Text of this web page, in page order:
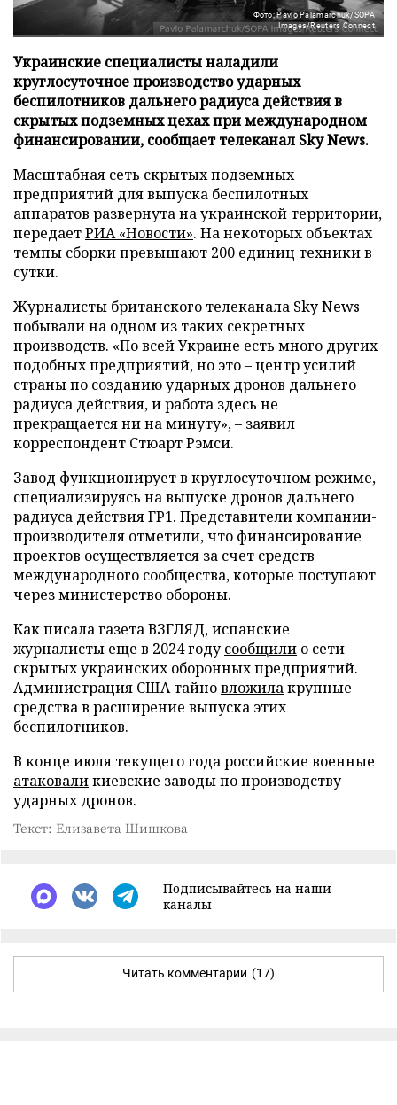
Фото: Pavlo Palamarchuk/SOPA
Images/Reuters Connect
Украинские специалисты наладили
круглосуточное производство ударных
беспилотников дальнего радиуса действия в
скрытых подземных цехах при международном
финансировании, сообщает телеканал Sky News.
Масштабная сеть скрытых подземных
предприятий для выпуска беспилотных
аппаратов развернута на украинской территории,
передаетРИА «Новости». На некоторых объектах
темпы сборки превышают 200 единиц техники в
сутки.
Журналисты британского телеканала Sky News
побывали на одном из таких секретных
производств. «По всей Украине есть много других
подобных предприятий, но это – центр усилий
страны по созданию ударных дронов дальнего
радиуса действия, и работа здесь не
прекращается ни на минуту», – заявил
корреспондент Стюарт Рэмси.
Завод функционирует в круглосуточном режиме,
специализируясь на выпуске дронов дальнего
радиуса действия FP1. Представители компании-
производителя отметили, что финансирование
проектов осуществляется за счет средств
международного сообщества, которые поступают
через министерство обороны.
Как писала газета ВЗГЛЯД, испанские
журналисты еще в 2024 годусообщили о сети
скрытых украинских оборонных предприятий.
Администрация США тайновложилакрупные
средства в расширение выпуска этих
беспилотников.
В конце июля текущего года российские военные
атаковаликиевские заводы по производству
ударных дронов.
Текст: Елизавета Шишкова
Подписывайтесь на наши
каналы
Читать комментарии (17)